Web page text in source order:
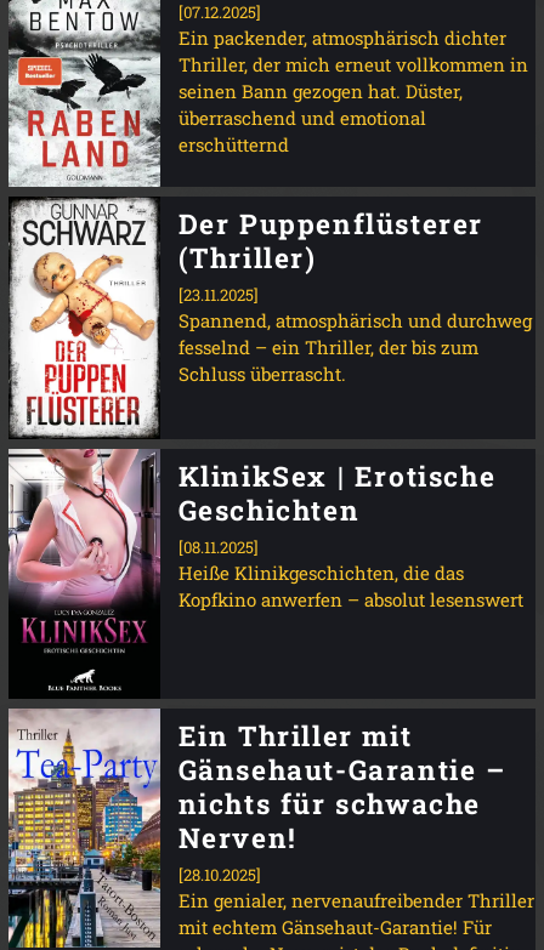
[07.12.2025]
Ein packender, atmosphärisch dichter
Thriller, der mich erneut vollkommen in
seinen Bann gezogen hat. Düster,
überraschend und emotional
erschütternd
Der Puppenflüsterer
(Thriller)
[23.11.2025]
Spannend, atmosphärisch und durchweg
fesselnd – ein Thriller, der bis zum
Schluss überrascht.
KlinikSex | Erotische
Geschichten
[08.11.2025]
Heiße Klinikgeschichten, die das
Kopfkino anwerfen – absolut lesenswert
Ein Thriller mit
Gänsehaut-Garantie –
nichts für schwache
Nerven!
[28.10.2025]
Ein genialer, nervenaufreibender Thriller
mit echtem Gänsehaut-Garantie! Für